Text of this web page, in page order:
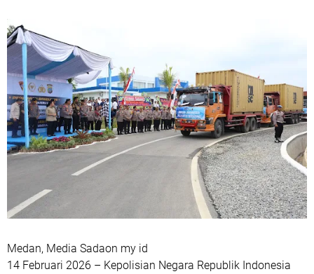
Medan, Media Sadaon my id
14 Februari 2026 – Kepolisian Negara Republik Indonesia